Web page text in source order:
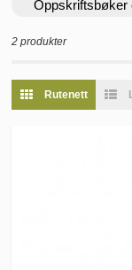
Oppskriftsbøker
2 produkter
Rutenett